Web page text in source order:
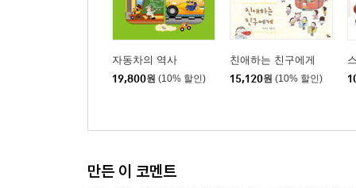
자동차의 역사
19,800원 (10% 할인)
친애하는 친구에게
15,120원 (10% 할인)
만든 이 코멘트